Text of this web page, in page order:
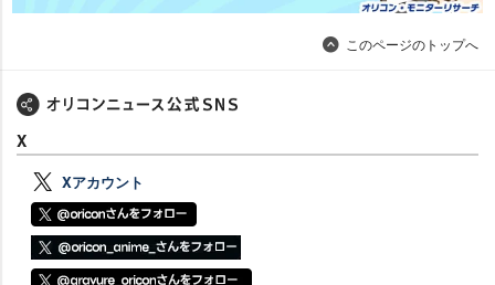
このページのトップへ
X
Xアカウント